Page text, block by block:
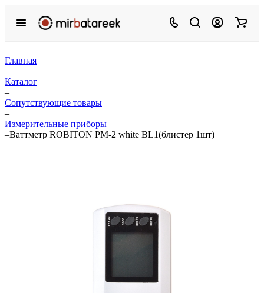
Главная
–
Каталог
–
Сопутствующие товары
–
Измерительные приборы
–Ваттметр ROBITON PM-2 white BL1(блистер 1шт)